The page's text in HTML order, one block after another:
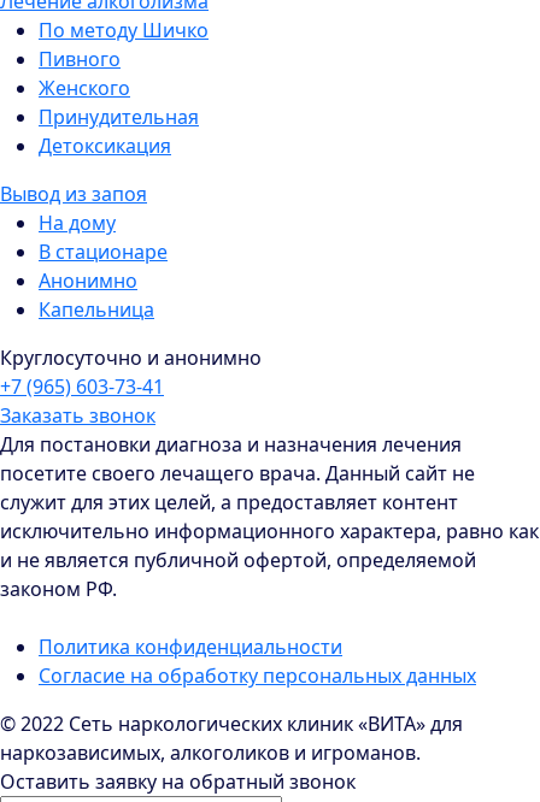
По методу Шичко
Пивного
Женского
Принудительная
Детоксикация
Вывод из запоя
На дому
В стационаре
Анонимно
Капельница
Круглосуточно и анонимно
+7 (965) 603-73-41
Заказать звонок
Для постановки диагноза и назначения лечения
посетите своего лечащего врача. Данный сайт не
служит для этих целей, а предоставляет контент
исключительно информационного характера, равно как
и не является публичной офертой, определяемой
законом РФ.
Политика конфиденциальности
Согласие на обработку персональных данных
© 2022 Сеть наркологических клиник «ВИТА» для
наркозависимых, алкоголиков и игроманов.
Оставить заявку на обратный звонок